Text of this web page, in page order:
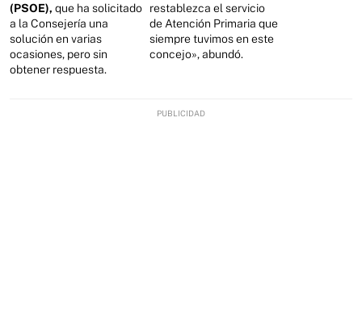
(PSOE), que ha solicitado
a la Consejería una
solución en varias
ocasiones, pero sin
obtener respuesta.
restablezca el servicio
de Atención Primaria que
siempre tuvimos en este
concejo», abundó.